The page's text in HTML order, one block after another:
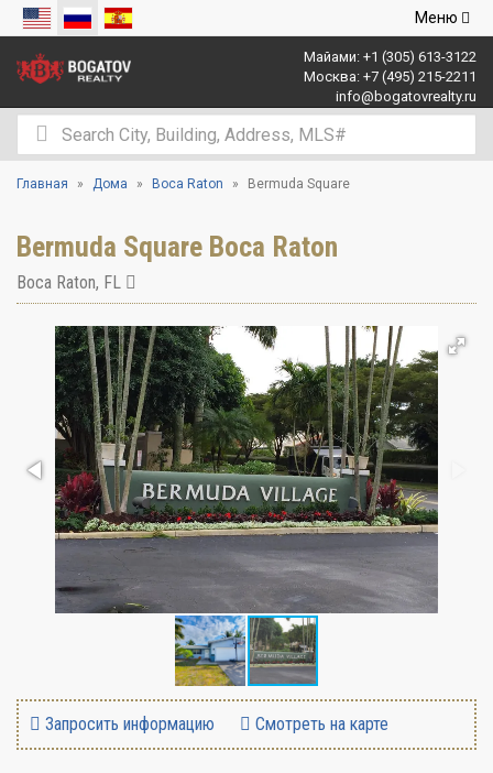
Открыть
Меню
Майами: +1 (305) 613-3122
Москва: +7 (495) 215-2211
info@bogatovrealty.ru
Главная Дома Boca Raton Bermuda Square
Bermuda Square Boca Raton
Boca Raton, FL
Запросить информацию Смотреть на карте